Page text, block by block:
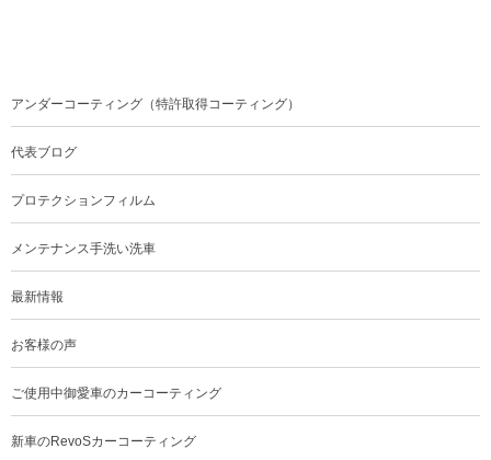
アンダーコーティング（特許取得コーティング）
代表ブログ
プロテクションフィルム
メンテナンス手洗い洗車
最新情報
お客様の声
ご使用中御愛車のカーコーティング
新車のRevoSカーコーティング